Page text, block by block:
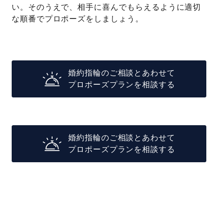
い。そのうえで、相手に喜んでもらえるように適切
な順番でプロポーズをしましょう。
婚約指輪のご相談とあわせて
プロポーズプランを相談する
婚約指輪のご相談とあわせて
プロポーズプランを相談する